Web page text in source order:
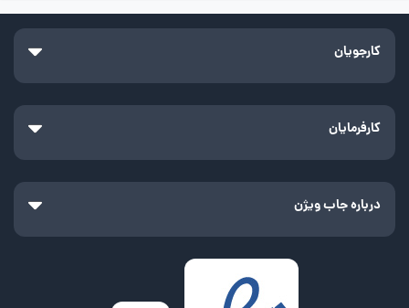
کارجویان
کارفرمایان
درباره جاب ویژن